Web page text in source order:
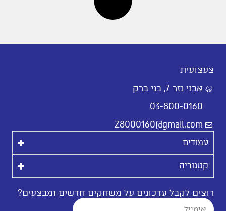
צעצועית
אבני נזר 7, בני ברק
03-800-0160
Z8000160@gmail.com
עמודים
קטגוריה
רוצים לקבל עדכונים על משחקים חדשים ומבצעים?